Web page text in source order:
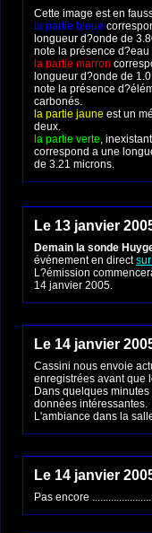
Cette image est en
la partie bleue
longueur d?onde de
note la présence d?eau
la partie marron
longueur d?onde de
note la présence
carbonés.
la partie jaune est un
deux.
la partie verte,
correspond a une
de 3.21 microns.
Le 13 janvier
Demain la sonde
événement en direct
L?émission
14 janvier 2005.
Le 14 janvier
Cassini nous envoie
enregistrées avant que
Dans quelques
données intéressantes.
L'ambiance dans la
Le 14 janvier
Pas encore